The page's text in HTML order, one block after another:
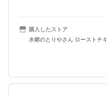
購入したストア
水郷のとりやさん ローストチ